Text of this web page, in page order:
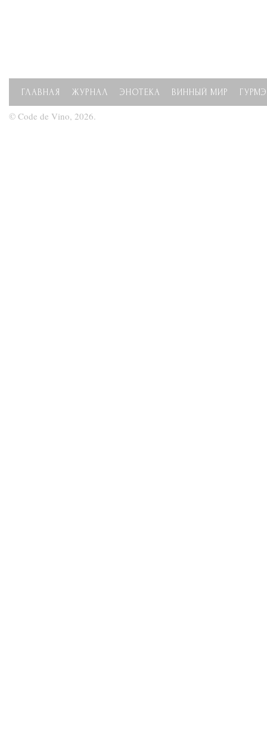
ГЛАВНАЯ ЖУРНАЛ ЭНОТЕКА ВИННЫЙ МИР ГУРМЭ
© Code de Vino, 2026.